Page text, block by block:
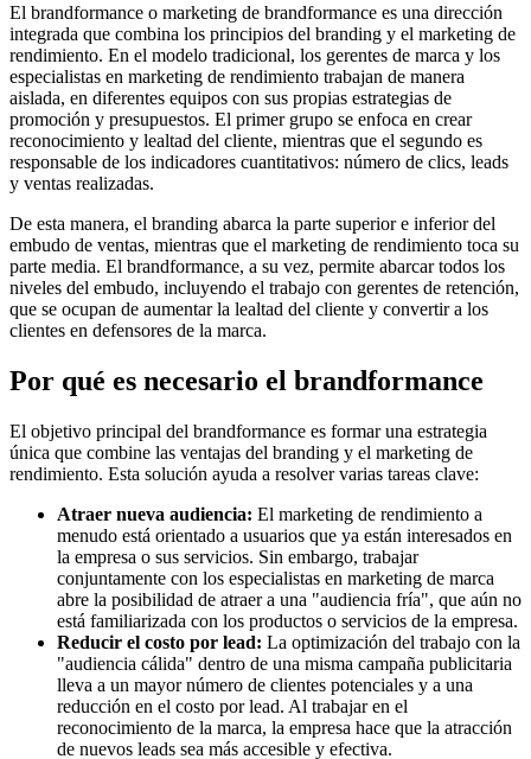
El brandformance o marketing de brandformance es una dirección
integrada que combina los principios del branding y el marketing de
rendimiento. En el modelo tradicional, los gerentes de marca y los
especialistas en marketing de rendimiento trabajan de manera
aislada, en diferentes equipos con sus propias estrategias de
promoción y presupuestos. El primer grupo se enfoca en crear
reconocimiento y lealtad del cliente, mientras que el segundo es
responsable de los indicadores cuantitativos: número de clics, leads
y ventas realizadas.
De esta manera, el branding abarca la parte superior e inferior del
embudo de ventas, mientras que el marketing de rendimiento toca su
parte media. El brandformance, a su vez, permite abarcar todos los
niveles del embudo, incluyendo el trabajo con gerentes de retención,
que se ocupan de aumentar la lealtad del cliente y convertir a los
clientes en defensores de la marca.
Por qué es necesario el brandformance
El objetivo principal del brandformance es formar una estrategia
única que combine las ventajas del branding y el marketing de
rendimiento. Esta solución ayuda a resolver varias tareas clave:
Atraer nueva audiencia: El marketing de rendimiento a
menudo está orientado a usuarios que ya están interesados en
la empresa o sus servicios. Sin embargo, trabajar
conjuntamente con los especialistas en marketing de marca
abre la posibilidad de atraer a una "audiencia fría", que aún no
está familiarizada con los productos o servicios de la empresa.
Reducir el costo por lead: La optimización del trabajo con la
"audiencia cálida" dentro de una misma campaña publicitaria
lleva a un mayor número de clientes potenciales y a una
reducción en el costo por lead. Al trabajar en el
reconocimiento de la marca, la empresa hace que la atracción
de nuevos leads sea más accesible y efectiva.